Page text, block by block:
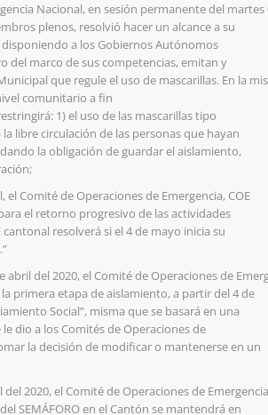
Nacional, en sesión permanente del martes
plenos, resolvió hacer un alcance a su
a los Gobiernos Autónomos
del marco de sus competencias, emitan y
que regule el uso de mascarillas. En la
comunitario a fin
1) el uso de las mascarillas tipo
libre circulación de las personas que hayan
la obligación de guardar el aislamiento,
Comité de Operaciones de Emergencia, COE
el retorno progresivo de las actividades
resolverá si el 4 de mayo inicia su
del 2020, el Comité de Operaciones de
primera etapa de aislamiento, a partir del 4 de
Social”, misma que se basará en una
dio a los Comités de Operaciones de
la decisión de modificar o mantenerse en un
2020, el Comité de Operaciones de
SEMÁFORO en el Cantón se mantendrá en